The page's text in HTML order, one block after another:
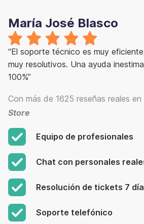
María José Blasco
“El soporte técnico es muy
muy resolutivos. Una ayuda
100%”
Con más de 1625 reseñas reales en
Store
Equipo de profesionales
Chat con personales
Resolución de tickets 7
Soporte telefónico